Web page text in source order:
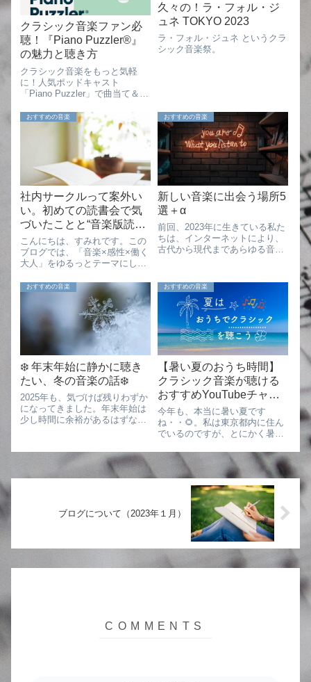
クラシック音楽ファン必
聴！『Piano Puzzler®』
の魅力と聴き方
クラシック音楽をもっと気軽
に！人気ポッドキャスト
「Piano Puzzler」で曲当て＆作
エピソードを紹介。
久々の！ラ・フォル・ジ
ュネ TOKYO 2023
ラ・フォル・ジュネ というクラ
シック音楽祭。
おすすめの音楽
社内サークルって案外い
い。初めての読書会で気
づいたことと“音楽版読書
会”の提案
こんにちは、すみれです。この
ブログでは、「音楽×感性×働く
大人」をゆるっとテーマにしな
楽を楽しみたいすべての方に向
けて、日々の気づきや学びを綴
っています。音大を卒業して、
いまは会社員として働きつつ、
自分なりのペー...
おすすめの音楽
新しい音楽に出会う場所5
選＋α
前回、2023年に生きている私た
ちは、インターネットにより、
古代から現代まであらゆる音楽
楽の発見は日常を幸せにする」
という事を書きました。今回
は、「私がどこで新しい音楽と
出会っているの...
おすすめの音楽
❄️ 年末年始に静かに聴き
たい、冬の音楽の話❄️
2025年も、気づけば残りわずか
になってきました。年末年始は
少し時間に余裕があるはずなの
に、なぜか一日があっという間
に終わってしまいます・・。🧹
📦私は会社員なのでこの時期は
おすすめの音楽
【暑い夏のおうち時間】
クラシック音楽が聴ける
おすすめYouTubeチャン
ネル
今年も、本当に暑い夏です
ね・・🌻。私は東京都内に住ん
でいるのですが、とにかく暑く
に用事で外へ出るのも、本当に
大変です・・・。結局、「暑
い」という言葉しか出てこない
毎日です😣💦。そんな厳しい夏
ですが、今日は、おうち...
ブログについて（2023年１月）